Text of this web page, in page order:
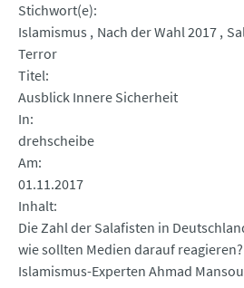
Stichwort(e)
Islamismus
Nach der Wahl 2017
Terror
Titel
Ausblick Innere Sicherheit
In
drehscheibe
Am
01.11.2017
Inhalt
Die Zahl der Salafisten in
wie sollten Medien darauf
Islamismus-Experten Ahmad